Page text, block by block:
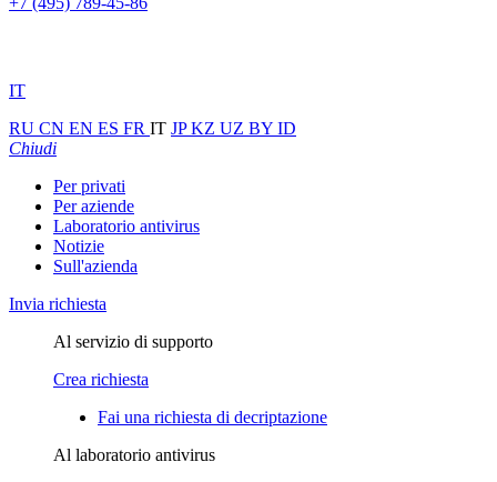
IT
RU CN EN ES FR IT JPKZ UZ BY ID
Chiudi
Per privati
Per aziende
Laboratorio antivirus
Notizie
Sull'azienda
Invia richiesta
Al servizio di supporto
Crea richiesta
Fai una richiesta di decriptazione
Al laboratorio antivirus